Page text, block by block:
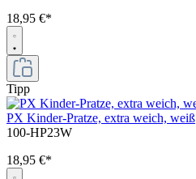
18,95 €*
Tipp
PX Kinder-Pratze, extra weich, weiß
100-HP23W
18,95 €*